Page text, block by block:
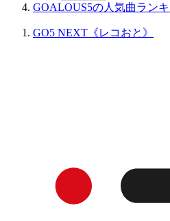
GOALOUS5の人気曲ラン
GO5 NEXT《レコおと》